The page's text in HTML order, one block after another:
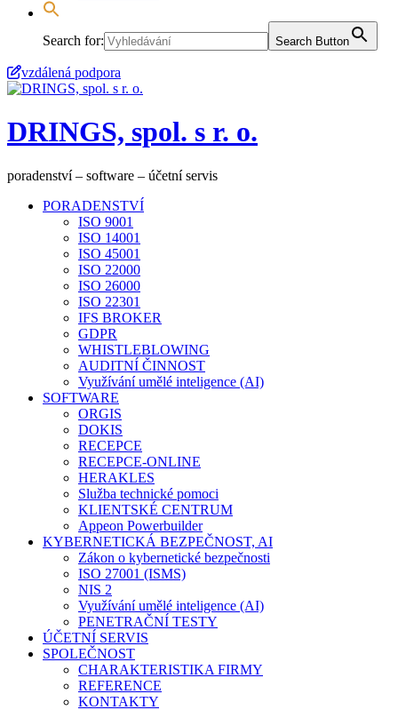
Search for: Search Button
vzdálená podpora
DRINGS, spol. s r. o.
poradenství – software – účetní servis
PORADENSTVÍ
ISO 9001
ISO 14001
ISO 45001
ISO 22000
ISO 26000
ISO 22301
IFS BROKER
GDPR
WHISTLEBLOWING
AUDITNÍ ČINNOST
Využívání umělé inteligence (AI)
SOFTWARE
ORGIS
DOKIS
RECEPCE
RECEPCE-ONLINE
HERAKLES
Služba technické pomoci
KLIENTSKÉ CENTRUM
Appeon Powerbuilder
KYBERNETICKÁ BEZPEČNOST, AI
Zákon o kybernetické bezpečnosti
ISO 27001 (ISMS)
NIS 2
Využívání umělé inteligence (AI)
PENETRAČNÍ TESTY
ÚČETNÍ SERVIS
SPOLEČNOST
CHARAKTERISTIKA FIRMY
REFERENCE
KONTAKTY